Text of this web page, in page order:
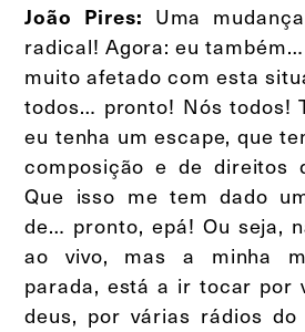
João Pires: Uma
radical! Agora: eu
muito afetado com esta
todos… pronto! Nós todos!
eu tenha um escape, que
composição e de direitos
Que isso me tem dado
de… pronto, epá! Ou seja,
ao vivo, mas a minha
parada, está a ir tocar por
deus, por várias rádios